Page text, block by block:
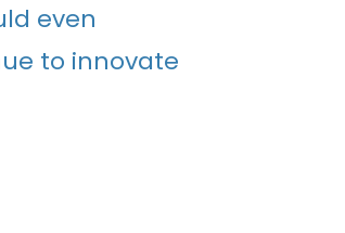
even
to innovate